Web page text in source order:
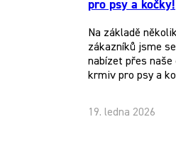
pro psy a kočky!
Na základě
zákazníků jsme
nabízet přes
krmiv pro psy a
19. ledna 2026